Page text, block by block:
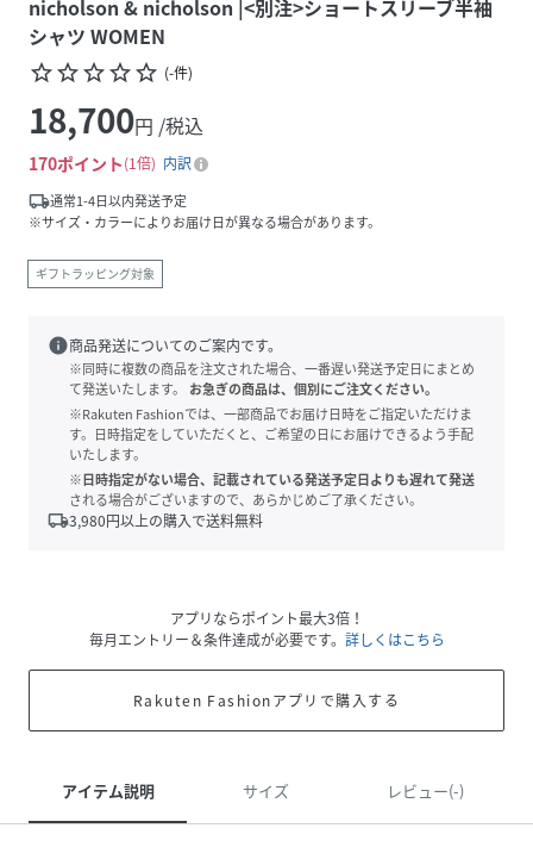
nicholson & nicholson |<別注>ショートスリーブ半袖
シャツ WOMEN
star_borderstar_borderstar_borderstar_borderstar_border (-件)
18,700円 /税込
170ポイント 1倍
内訳
local_shipping通常1-4日以内発送予定
※サイズ・カラーによりお届け日が異なる場合があります。
ギフトラッピング対象
info商品発送についてのご案内です。
※同時に複数の商品を注文された場合、一番遅い発送予定日にまとめ
て発送いたします。
お急ぎの商品は、個別にご注文ください。
※Rakuten Fashionでは、一部商品でお届け日時をご指定いただけま
す。日時指定をしていただくと、ご希望の日にお届けできるよう手配
いたします。
※日時指定がない場合、記載されている発送予定日よりも遅れて発送
される場合がございますので、あらかじめご了承ください。
local_shipping3,980円以上の購入で送料無料
アプリならポイント最大3倍！
毎月エントリー＆条件達成が必要です。 詳しくはこちら
Rakuten Fashionアプリで購入する
アイテム説明 サイズ レビュー(-)